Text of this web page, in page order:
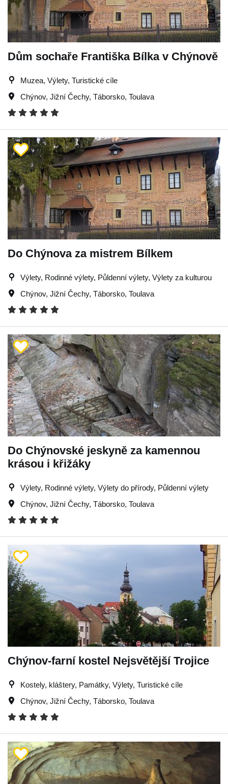
Dům sochaře Františka Bílka v Chýnově
Muzea, Výlety, Turistické cíle
Chýnov, Jižní Čechy, Táborsko, Toulava
Do Chýnova za mistrem Bílkem
Výlety, Rodinné výlety, Půldenní výlety, Výlety za kulturou
Chýnov, Jižní Čechy, Táborsko, Toulava
Do Chýnovské jeskyně za kamennou
krásou i křižáky
Výlety, Rodinné výlety, Výlety do přírody, Půldenní výlety
Chýnov, Jižní Čechy, Táborsko, Toulava
Chýnov-farní kostel Nejsvětější Trojice
Kostely, kláštery, Památky, Výlety, Turistické cíle
Chýnov, Jižní Čechy, Táborsko, Toulava